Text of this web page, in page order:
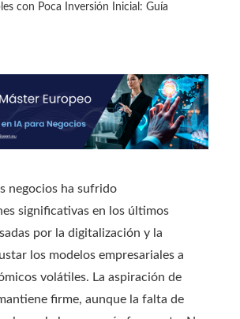
con Poca Inversión Inicial: Guía
negocios ha sufrido
significativas en los últimos
por la digitalización y la
los modelos empresariales a
volátiles. La aspiración de
firme, aunque la falta de